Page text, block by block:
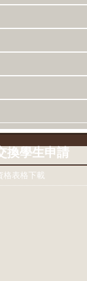
換學生申請
格表格下載